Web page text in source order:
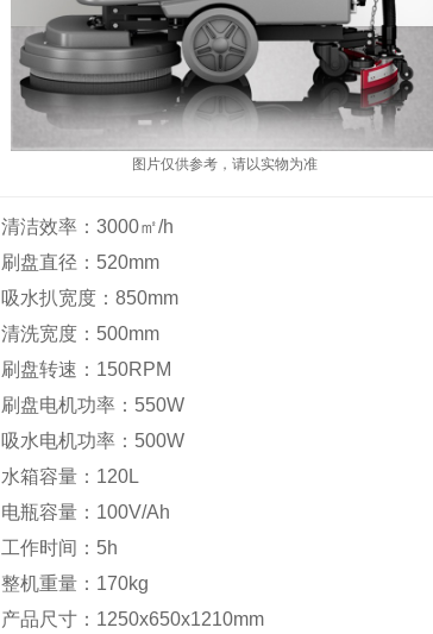
图片仅供参考，请以实物为准
清洁效率：3000㎡/h
刷盘直径：520mm
吸水扒宽度：850mm
清洗宽度：500mm
刷盘转速：150RPM
刷盘电机功率：550W
吸水电机功率：500W
水箱容量：120L
电瓶容量：100V/Ah
工作时间：5h
整机重量：170kg
产品尺寸：1250x650x1210mm